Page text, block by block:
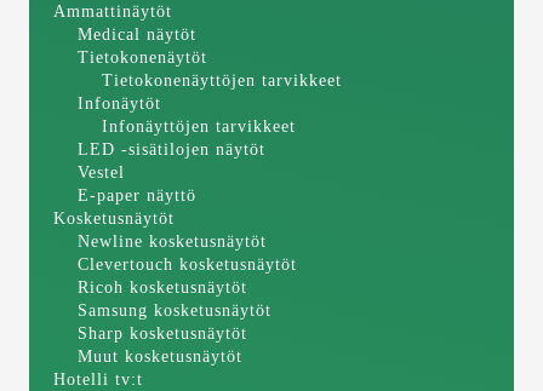
Ammattinäytöt
Medical näytöt
Tietokonenäytöt
Tietokonenäyttöjen tarvikkeet
Infonäytöt
Infonäyttöjen tarvikkeet
LED -sisätilojen näytöt
Vestel
E-paper näyttö
Kosketusnäytöt
Newline kosketusnäytöt
Clevertouch kosketusnäytöt
Ricoh kosketusnäytöt
Samsung kosketusnäytöt
Sharp kosketusnäytöt
Muut kosketusnäytöt
Hotelli tv:t